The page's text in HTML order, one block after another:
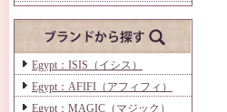
Egypt：ISIS（イシス）
Egypt：AFIFI（アフィフィ）
Egypt：MAGIC（マジック）